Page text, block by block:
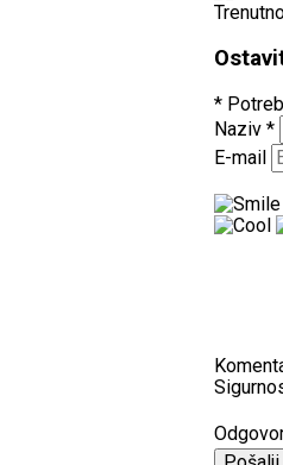
*
Naziv *
E-mail